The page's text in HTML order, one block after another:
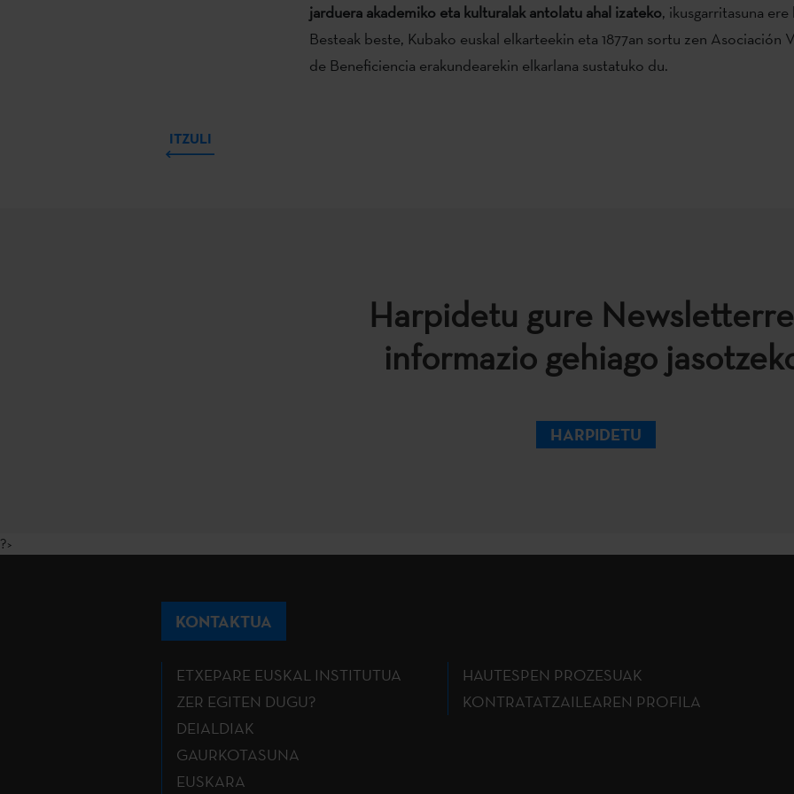
jarduera akademiko eta kulturalak antolatu ahal izateko, ikusgarritasuna
Besteak beste, Kubako euskal elkarteekin eta 1877an sortu zen Asociación
de Beneficiencia erakundearekin elkarlana sustatuko du.
ITZULI
Harpidetu gure
informazio gehiago
HARPIDETU
?>
KONTAKTUA
ETXEPARE EUSKAL INSTITUTUA
ZER EGITEN DUGU?
DEIALDIAK
GAURKOTASUNA
EUSKARA
HAUTESPEN PROZESUAK
KONTRATATZAILEAREN PROFILA